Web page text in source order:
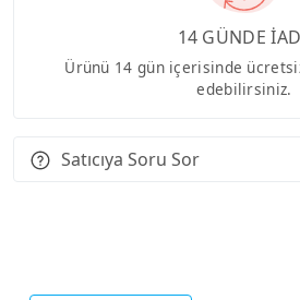
14 GÜNDE
Ürünü 14 gün içerisinde
edebilirsiniz.
Satıcıya Soru Sor